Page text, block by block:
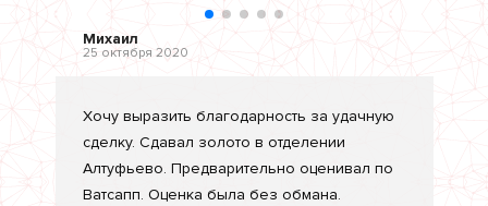
Михаил
25 октября 2020
Хочу выразить благодарность за удачную
сделку. Сдавал золото в отделении
Алтуфьево. Предварительно оценивал по
Ватсапп. Оценка была без обмана.